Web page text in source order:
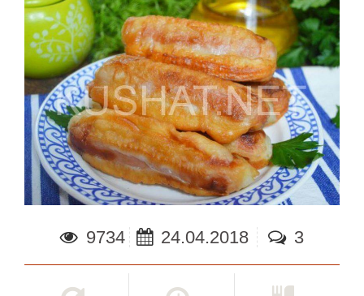
9734 24.04.2018 3